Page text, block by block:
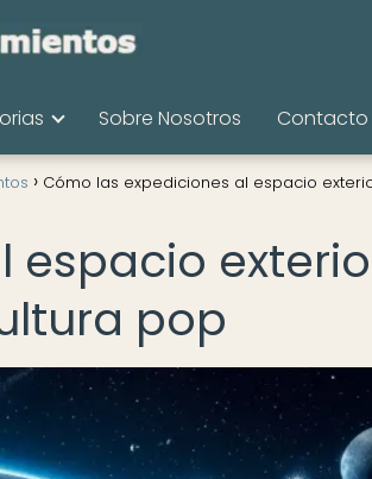
Sobre Nosotros Contacto
Cómo las expediciones al espacio
espacio
pop